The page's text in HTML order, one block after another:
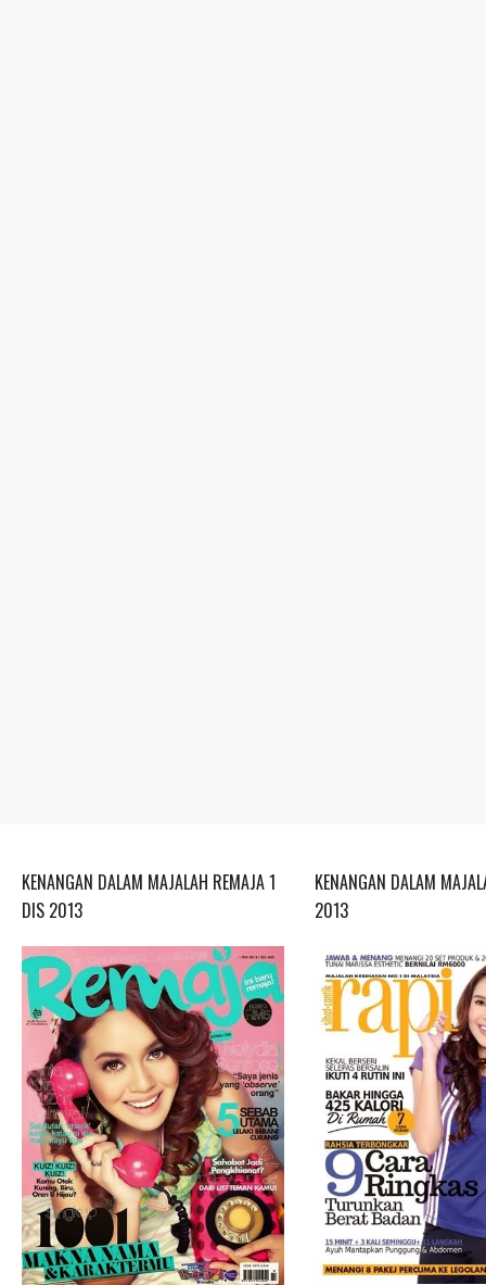
KENANGAN DALAM MAJALAH REMAJA 1
DIS 2013
KENANGAN DALAM
2013